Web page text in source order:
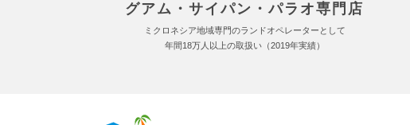
グアム・サイパン・パラオ専門店
ミクロネシア地域専門のランドオペレーターとして
年間18万人以上の取扱い（2019年実績）